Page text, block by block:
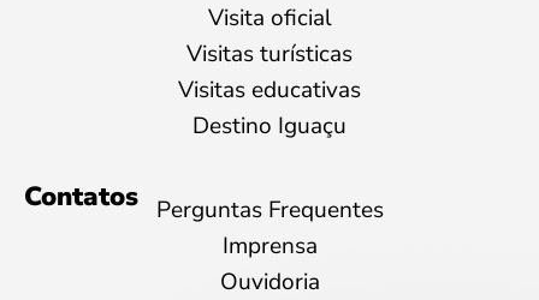
Visita oficial
Visitas turísticas
Visitas educativas
Destino Iguaçu
Contatos
Perguntas Frequentes
Imprensa
Ouvidoria